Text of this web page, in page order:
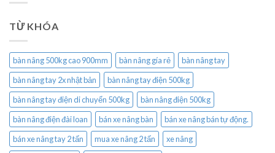
TỪ KHÓA
bàn nâng 500kg cao 900mm bàn nâng gía rẻ
bàn nâng tay
bàn nâng tay 2x nhật bản
bàn nâng tay điện 500kg
bàn nâng tay điện di chuyển 500kg
bàn nâng điện 500kg
bàn nâng điện đài loan
bán xe nâng bàn
bán xe nâng bán tự động.
bán xe nâng tay 2 tấn
mua xe nâng 2 tấn
xe nâng